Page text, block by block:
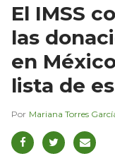
El IMSS
las
en
lista de
Mariana Torres